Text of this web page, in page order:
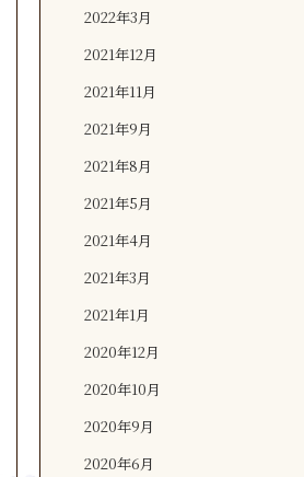
2022年3月
2021年12月
2021年11月
2021年9月
2021年8月
2021年5月
2021年4月
2021年3月
2021年1月
2020年12月
2020年10月
2020年9月
2020年6月